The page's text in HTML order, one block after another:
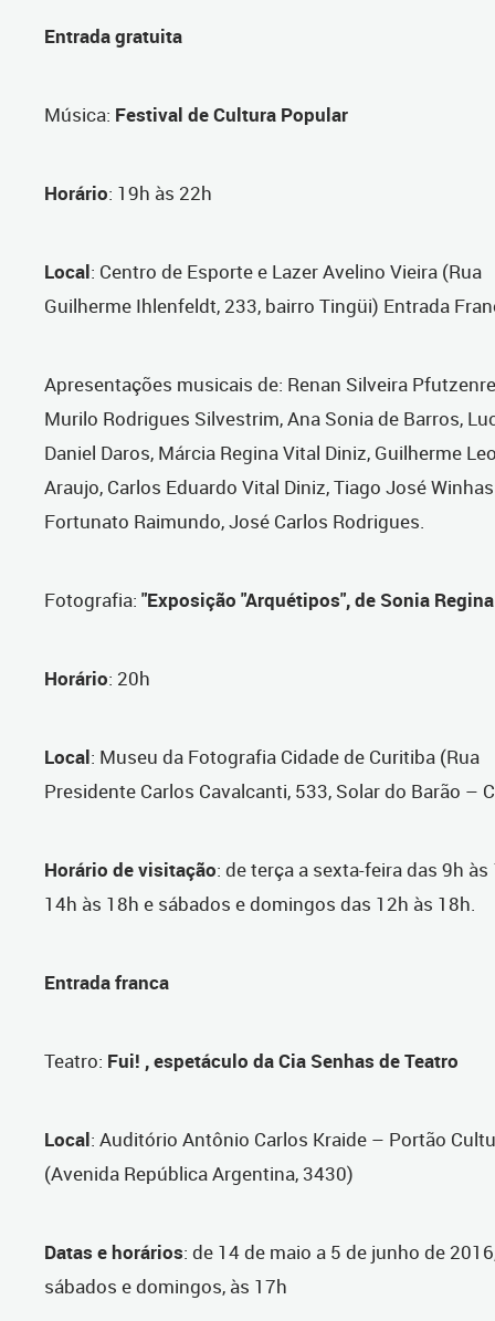
Entrada gratuita
Música: Festival de Cultura Popular
Horário: 19h às 22h
Local: Centro de Esporte e Lazer Avelino Vieira (Rua
Guilherme Ihlenfeldt, 233, bairro Tingüi) Entrada
Apresentações musicais de: Renan Silveira
Murilo Rodrigues Silvestrim, Ana Sonia de Barros,
Daniel Daros, Márcia Regina Vital Diniz, Guilherme
Araujo, Carlos Eduardo Vital Diniz, Tiago José
Fortunato Raimundo, José Carlos Rodrigues.
Fotografia: "Exposição "Arquétipos", de Sonia
Horário: 20h
Local: Museu da Fotografia Cidade de Curitiba (Rua
Presidente Carlos Cavalcanti, 533, Solar do Barão –
Horário de visitação: de terça a sexta-feira das 9h às
14h às 18h e sábados e domingos das 12h às 18h.
Entrada franca
Teatro: Fui! , espetáculo da Cia Senhas de Teatro
Local: Auditório Antônio Carlos Kraide – Portão
(Avenida República Argentina, 3430)
Datas e horários: de 14 de maio a 5 de junho de
sábados e domingos, às 17h